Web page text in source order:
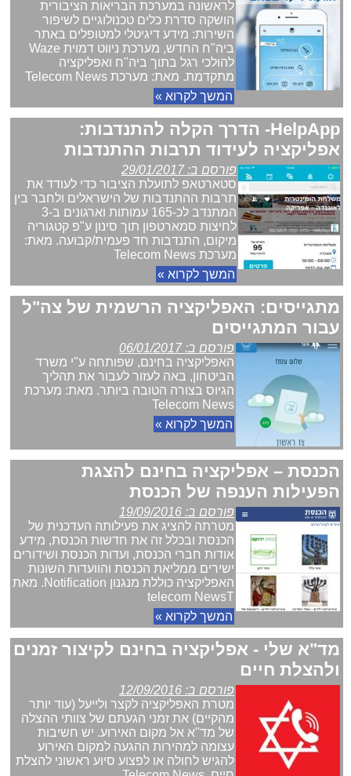
לראשונה במערכת הבריאות הציבורית
הושקה סדרת כלים טכנולוגיים לשיפור
השירות: מידע דיגיטלי למטופלים באתר
ביה"ח החדש, מערכת ניווט דמוית Waze
להולכי רגל בתוך ביה"ח ואפליקציה
מתקדמת. מאת: מערכת Telecom News
המשך לקרוא »
HelpApp- הדרך הקלה להתנדבות:
אפליקציה לעידוד תרבות ההתנדבות
פורסם ב: 29/01/2017
סטארטאפ לתועלת הציבור כדי לעודד את
תרבות ההתנדבות של הישראלים ולחבר בין
המתנדב לכ-165 עמותות וארגונים ב-3
לחיצות סמארטפון תוך סינון ע"פ קטגוריה
מיקום, התנדבות חד פעמית/קבועה. מאת:
מערכת Telecom News
המשך לקרוא »
מתגייסים: האפליקציה הרשמית של צה"ל
עבור המתגייסים
פורסם ב: 06/01/2017
האפליקציה בחינם, שפותחה ע"י משרד
הביטחון, באה לעזור לעבור את תהליך
הגיוס בצורה הטובה ביותר. מאת: מערכת
Telecom News
המשך לקרוא »
הכנסת – אפליקציה בחינם להצגת
הפעילות הענפה של הכנסת
פורסם ב: 19/09/2016
מטרתה להציג את פעילותה העדכנית של
הכנסת ובכלל זה את חדשות הכנסת, מידע
אודות חברי הכנסת, ועדות הכנסת ושידורים
ישירים ממליאת הכנסת והוועדות השונות
האפליקציה כוללת מנגנון Notification. מאת
telecom NewsT
המשך לקרוא »
מד"א שלי - אפליקציה בחינם לקיצור זמנים
ולהצלת חיים
פורסם ב: 12/09/2016
מטרת האפליקציה לקצר ולייעל (עוד יותר
מהקיים) את זמני הגעתם של צוותי ההצלה
של מד"א אל מקום האירוע. יש חשיבות
עצומה למהירות ההגעה למקום האירוע
להגיש לחולה או לפצוע סיוע ראשוני להצלת